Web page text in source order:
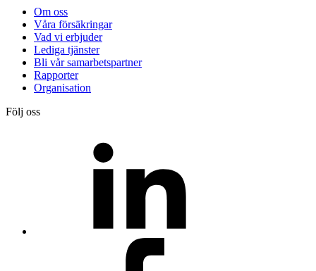
Om oss
Våra försäkringar
Vad vi erbjuder
Lediga tjänster
Bli vår samarbetspartner
Rapporter
Organisation
Följ oss